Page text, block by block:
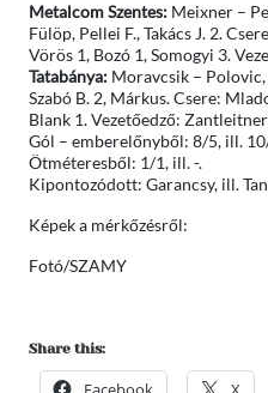
Metalcom Szentes:Meixner –
Fülöp, Pellei F., Takács J. 2.
Vörös 1, Bozó 1, Somogyi 3.
Tatabánya:Moravcsik – Polovic,
Szabó B. 2, Márkus. Csere:
Blank 1. Vezetőedző: Zantleitner
Gól – emberelőnyből: 8/5, ill.
Ötméteresből: 1/1, ill. -.
Kipontozódott: Garancsy, ill.
Képek a mérkőzésről:
Fotó/SZAMY
Share this: